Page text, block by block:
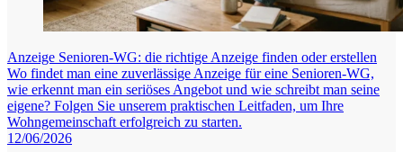
Anzeige Senioren-WG: die richtige Anzeige finden oder erstellen
Wo findet man eine zuverlässige Anzeige für eine Senioren-WG,
wie erkennt man ein seriöses Angebot und wie schreibt man seine
eigene? Folgen Sie unserem praktischen Leitfaden, um Ihre
Wohngemeinschaft erfolgreich zu starten.
12/06/2026